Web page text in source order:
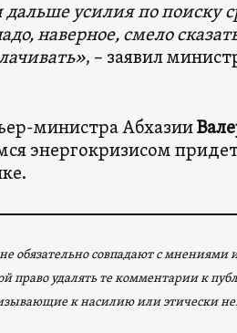
усилия по поиску
наверное, смело
, – заявил
министра Абхазии
энергокризисом
совпадают с мнениями
право удалять те комментарии к
к насилию или этически